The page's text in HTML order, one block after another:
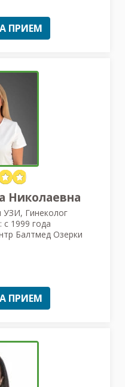
ПРИЕМ
Николаевна
УЗИ, Гинеколог
1999 года
Балтмед Озерки
ПРИЕМ